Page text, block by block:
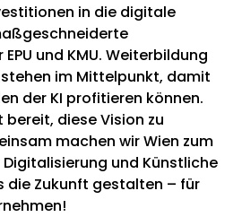
in die digitale
und KMU. Weiterbildung
im Mittelpunkt, damit
der KI profitieren können.
bereit, diese Vision zu
machen wir Wien zum
und Künstliche
die Zukunft gestalten – für